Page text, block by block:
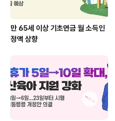
만 65세 이상 기초연금 월 소득인
정액 상향